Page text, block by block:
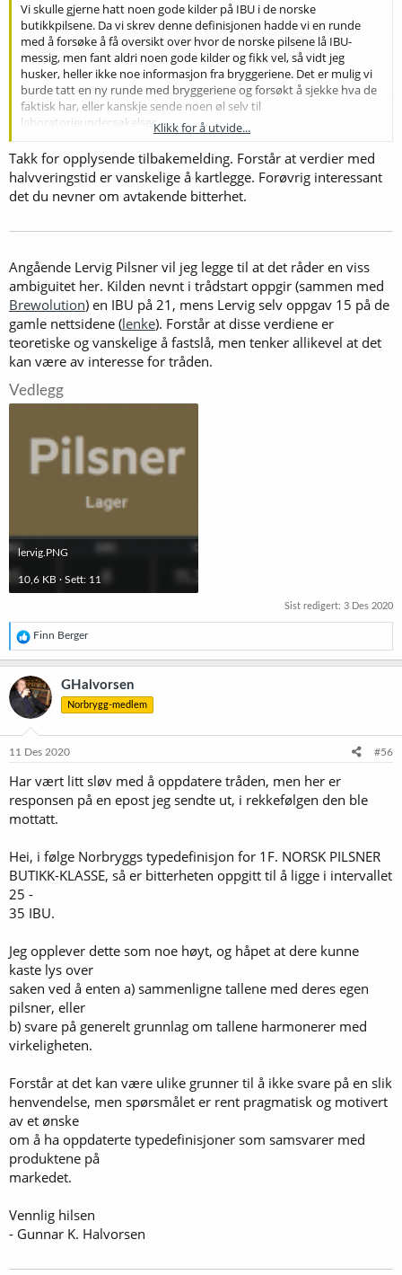
Vi skulle gjerne hatt noen gode kilder på IBU i de norske
butikkpilsene. Da vi skrev denne definisjonen hadde vi en runde
med å forsøke å få oversikt over hvor de norske pilsene lå IBU-
messig, men fant aldri noen gode kilder og fikk vel, så vidt jeg
husker, heller ikke noe informasjon fra bryggeriene. Det er mulig vi
burde tatt en ny runde med bryggeriene og forsøkt å sjekke hva de
faktisk har, eller kanskje sende noen øl selv til
laboratorieundersøkelser.
Det er også klart at den vanlige, norske butikkpilsen har blitt
vesentlig mindre bitter de siste årene. De jeg har snakket med om
dette, mener det kan være så mye som 7-10 IBU i løpet av 10-15 år.
På et øl som ligger på et sted rundt 30 IBU er det vesentlig.
Klikk for å utvide...
Takk for opplysende tilbakemelding. Forstår at verdier med
halvveringstid er vanskelige å kartlegge. Forøvrig interessant
det du nevner om avtakende bitterhet.
Angående Lervig Pilsner vil jeg legge til at det råder en viss
ambiguitet her. Kilden nevnt i trådstart oppgir (sammen med
Brewolution) en IBU på 21, mens Lervig selv oppgav 15 på de
gamle nettsidene (lenke). Forstår at disse verdiene er
teoretiske og vanskelige å fastslå, men tenker allikevel at det
kan være av interesse for tråden.
Vedlegg
lervig.PNG
10,6 KB · Sett: 11
Sist redigert: 3 Des 2020
R
e
a
k
s
o
e
Finn Berger
GHalvorsen
Norbrygg-medlem
11 Des 2020 #56
Har vært litt sløv med å oppdatere tråden, men her er
responsen på en epost jeg sendte ut, i rekkefølgen den ble
mottatt.
Hei, i følge Norbryggs typedefinisjon for 1F. NORSK PILSNER
BUTIKK-KLASSE, så er bitterheten oppgitt til å ligge i intervallet
25 -
35 IBU.
Jeg opplever dette som noe høyt, og håpet at dere kunne
kaste lys over
saken ved å enten a) sammenligne tallene med deres egen
pilsner, eller
b) svare på generelt grunnlag om tallene harmonerer med
virkeligheten.
Forstår at det kan være ulike grunner til å ikke svare på en slik
henvendelse, men spørsmålet er rent pragmatisk og motivert
av et ønske
om å ha oppdaterte typedefinisjoner som samsvarer med
produktene på
markedet.
Vennlig hilsen
- Gunnar K. Halvorsen